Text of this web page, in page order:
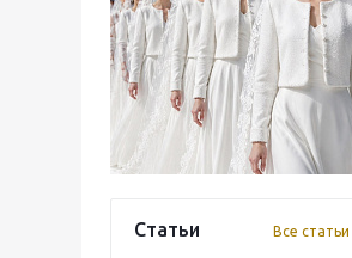
Статьи Все статьи